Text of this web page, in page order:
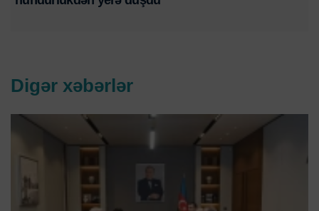
Digər xəbərlər